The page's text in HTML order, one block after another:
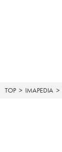
TOP IMAPEDIA